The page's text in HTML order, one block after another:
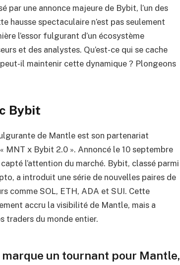
par une annonce majeure de Bybit, l’un des
hausse spectaculaire n’est pas seulement
l’essor fulgurant d’un écosystème
et des analystes. Qu’est-ce qui se cache
il maintenir cette dynamique ? Plongeons
Bybit
de Mantle est son partenariat
MNT x Bybit 2.0 ». Annoncé le 10 septembre
l’attention du marché. Bybit, classé parmi
a introduit une série de nouvelles paires de
comme SOL, ETH, ADA et SUI. Cette
accru la visibilité de Mantle, mais a
traders du monde entier.
un tournant pour Mantle,